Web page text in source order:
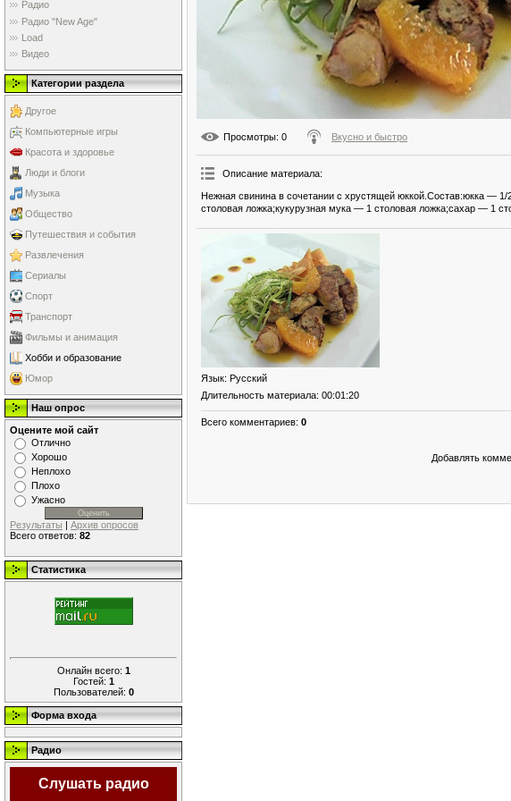
Радио
Радио "New Age"
Load
Видео
Категории раздела
Другое
Компьютерные игры
Красота и здоровье
Люди и блоги
Музыка
Общество
Путешествия и события
Развлечения
Сериалы
Спорт
Транспорт
Фильмы и анимация
Хобби и образование
Юмор
Наш опрос
Оцените мой сайт
Отлично
Хорошо
Неплохо
Плохо
Ужасно
Результаты | Архив опросов
Всего ответов: 82
Статистика
Онлайн всего: 1
Гостей: 1
Пользователей: 0
Форма входа
Радио
Слушать радио
Просмотры: 0 Вкусно и быстро
Описание материала:
Нежная свинина в сочетании с хрустящей юккой.Состав:юкка —
столовая ложка;кукурузная мука — 1 столовая ложка;сахар — 1
Язык: Русский
Длительность материала: 00:01:20
Всего комментариев: 0
Добавлять